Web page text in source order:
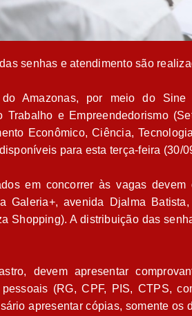
senhas e atendimento são
Amazonas, por meio do Sine
Trabalho e Empreendedorismo
Econômico, Ciência,
para esta terça-feira (30/
em concorrer às vagas
Galeria+, avenida Djalma
Shopping). A distribuição das
devem apresentar
pessoais (RG, CPF, PIS, CTPS,
apresentar cópias, somente